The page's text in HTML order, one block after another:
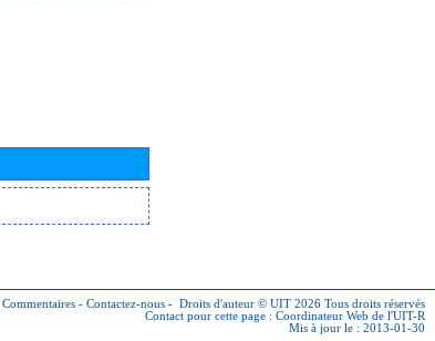
Commentaires - Contactez-nous - Droits d'auteur © UIT 2026 Tous droits réservés
Contact pour cette page : Coordinateur Web de l'UIT-R
Mis à jour le : 2013-01-30